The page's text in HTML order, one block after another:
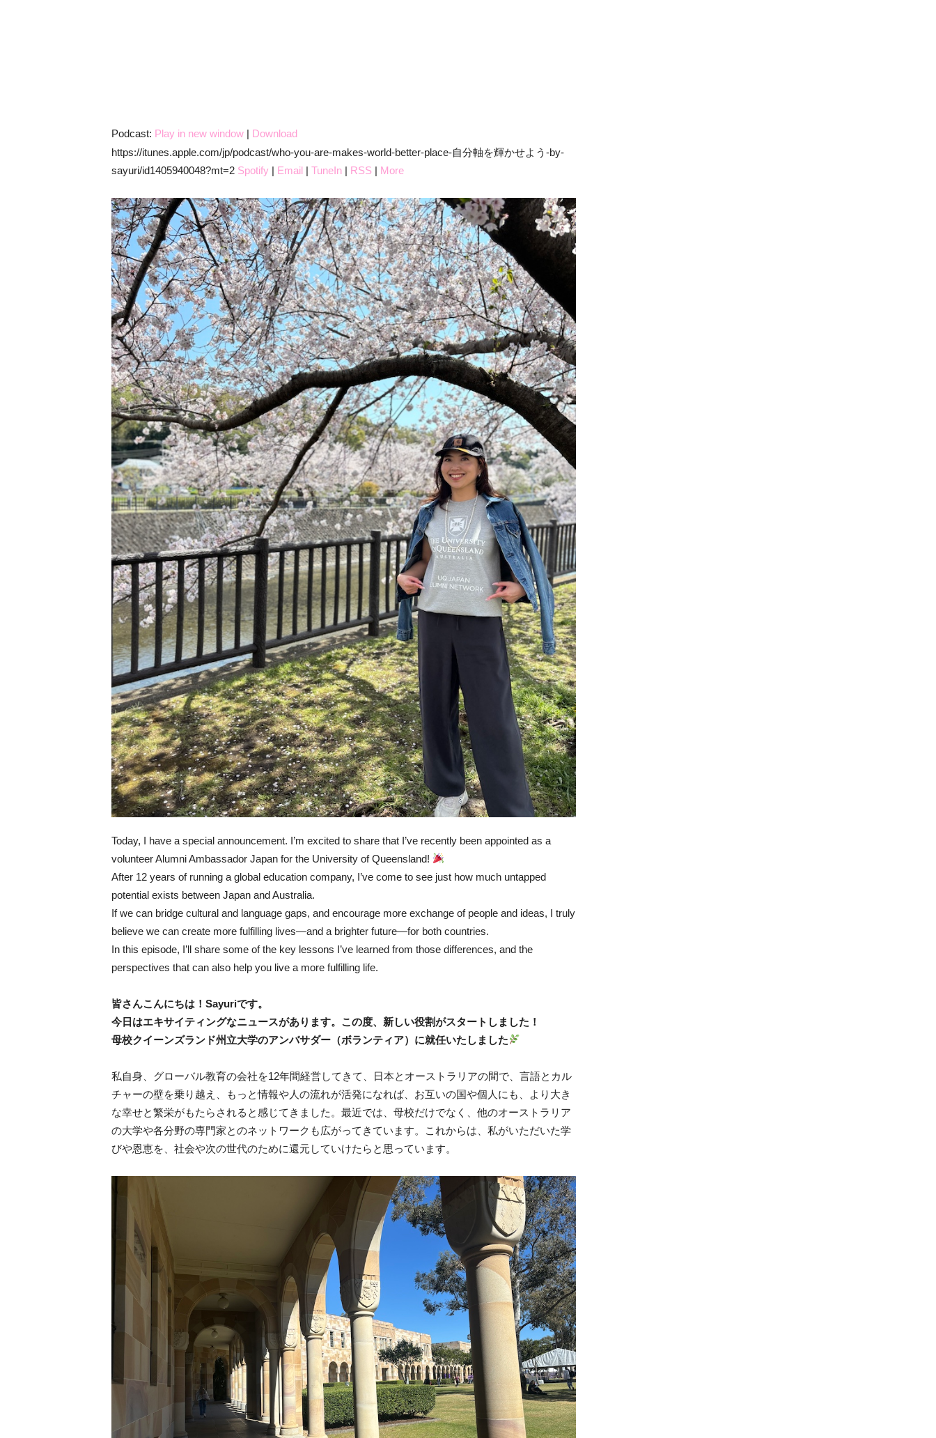
Podcast: Play in new window | Download
https://itunes.apple.com/jp/podcast/who-you-are-makes-world-better-place-自分軸を輝かせよう-by-
sayuri/id1405940048?mt=2 Spotify | Email | TuneIn | RSS | More
Today, I have a special announcement. I’m excited to share that I’ve recently been appointed as a
volunteer Alumni Ambassador Japan for the University of Queensland!
After 12 years of running a global education company, I’ve come to see just how much untapped
potential exists between Japan and Australia.
If we can bridge cultural and language gaps, and encourage more exchange of people and ideas, I truly
believe we can create more fulfilling lives—and a brighter future—for both countries.
In this episode, I’ll share some of the key lessons I’ve learned from those differences, and the
perspectives that can also help you live a more fulfilling life.
皆さんこんにちは！Sayuriです。
今日はエキサイティングなニュースがあります。この度、新しい役割がスタートしました！
母校クイーンズランド州立大学のアンバサダー（ボランティア）に就任いたしました
私自身、グローバル教育の会社を12年間経営してきて、日本とオーストラリアの間で、言語とカル
チャーの壁を乗り越え、もっと情報や人の流れが活発になれば、お互いの国や個人にも、より大き
な幸せと繁栄がもたらされると感じてきました。最近では、母校だけでなく、他のオーストラリア
の大学や各分野の専門家とのネットワークも広がってきています。これからは、私がいただいた学
びや恩恵を、社会や次の世代のために還元していけたらと思っています。